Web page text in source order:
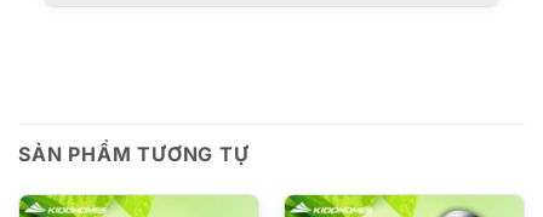
SẢN PHẨM TƯƠNG TỰ